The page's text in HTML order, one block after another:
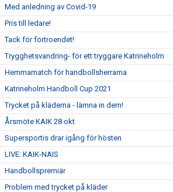
Med anledning av Covid-19
Pris till ledare!
Tack för förtroendet!
Trygghetsvandring- för ett tryggare Katrineholm
Hemmamatch för handbollsherrarna
Katrineholm Handboll Cup 2021
Trycket på kläderna - lämna in dem!
Årsmöte KAIK 28 okt
Supersportis drar igång för hösten
LIVE: KAIK-NAIS
Handbollspremiär
Problem med trycket på kläder